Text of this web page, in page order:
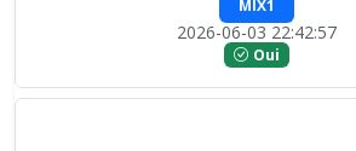
MIX1
2026-06-03 22:42:57
Oui